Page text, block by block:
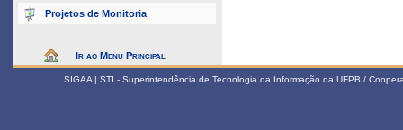
Projetos de Monitoria
Ir ao Menu Principal
SIGAA | STI - Superintendência de Tecnologia da Informação da UFPB /